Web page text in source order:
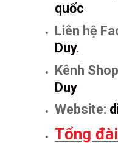
quốc
Liên hệ
Duy.
Kênh
Duy
Website:
Tổng